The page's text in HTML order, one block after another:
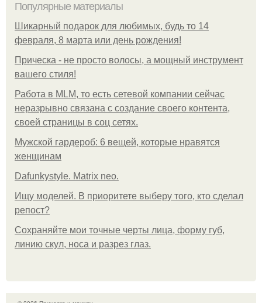
Популярные материалы
Шикарный подарок для любимых, будь то 14
февраля, 8 марта или день рождения!
Прическа - не просто волосы, а мощный инструмент
вашего стиля!
Работа в MLM, то есть сетевой компании сейчас
неразрывно связана с создание своего контента,
своей страницы в соц сетях.
Мужской гардероб: 6 вещей, которые нравятся
женщинам
Dafunkystyle. Matrix neo.
Ищу моделей. В приоритете выберу того, кто сделал
репост?
Сохраняйте мои точные черты лица, форму губ,
линию скул, носа и разрез глаз.